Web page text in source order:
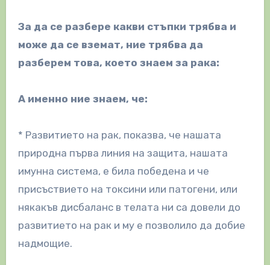
За да се разбере какви стъпки трябва и
може да се вземат, ние трябва да
разберем това, което знаем за рака:
А именно ние знаем, че:
* Развитието на рак, показва, че нашата
природна първа линия на защита, нашата
имунна система, е била победена и че
присъствието на токсини или патогени, или
някакъв дисбаланс в телата ни са довели до
развитието на рак и му е позволило да добие
надмощие.